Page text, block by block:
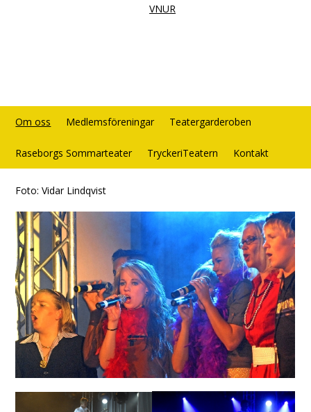
VNUR
Om oss Medlemsföreningar Teatergarderoben
Raseborgs Sommarteater TryckeriTeatern Kontakt
Foto: Vidar Lindqvist